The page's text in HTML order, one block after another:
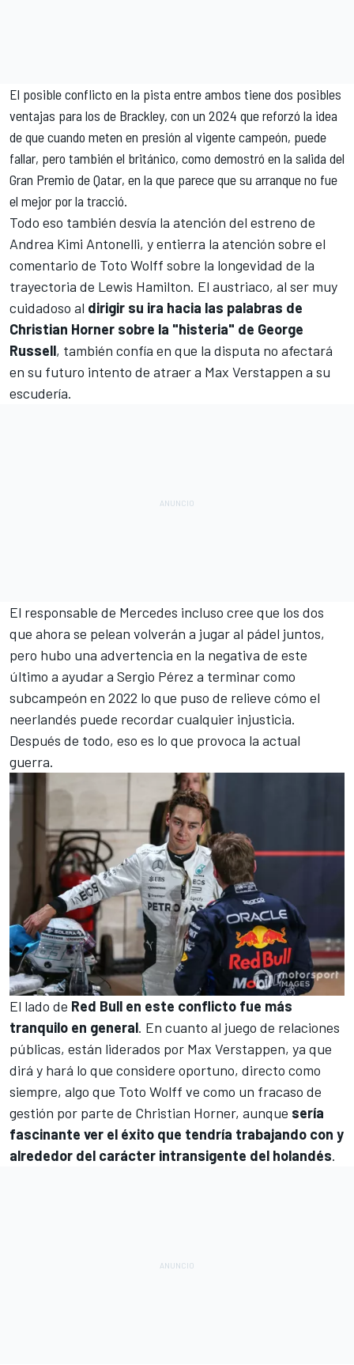
El posible conflicto en la pista entre ambos tiene dos posibles
ventajas para los de Brackley, con un 2024 que reforzó la idea
de que cuando meten en presión al vigente campeón, puede
fallar, pero también el británico, como demostró en la salida del
Gran Premio de Qatar, en la que parece que su arranque no fue
el mejor por la tracció.
Todo eso también desvía la atención del estreno de
Andrea Kimi Antonelli, y entierra la atención sobre el
comentario de Toto Wolff sobre la longevidad de la
trayectoria de Lewis Hamilton. El austriaco, al ser muy
cuidadoso al dirigir su ira hacia las palabras de
Christian Horner sobre la "histeria" de George
Russell, también confía en que la disputa no afectará
en su futuro intento de atraer a Max Verstappen a su
escudería.
El responsable de Mercedes incluso cree que los dos
que ahora se pelean volverán a jugar al pádel juntos,
pero hubo una advertencia en la negativa de este
último a ayudar a Sergio Pérez a terminar como
subcampeón en 2022 lo que puso de relieve cómo el
neerlandés puede recordar cualquier injusticia.
Después de todo, eso es lo que provoca la actual
guerra.
El lado de Red Bull en este conflicto fue más
tranquilo en general. En cuanto al juego de relaciones
públicas, están liderados por Max Verstappen, ya que
dirá y hará lo que considere oportuno, directo como
siempre, algo que Toto Wolff ve como un fracaso de
gestión por parte de Christian Horner, aunque sería
fascinante ver el éxito que tendría trabajando con y
alrededor del carácter intransigente del holandés.